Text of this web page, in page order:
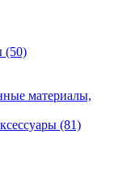
(50)
материалы,
(81)